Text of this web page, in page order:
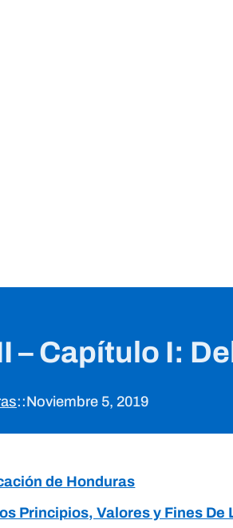
– Capítulo I:
::Noviembre 5, 2019
de Honduras
Principios, Valores y Fines De